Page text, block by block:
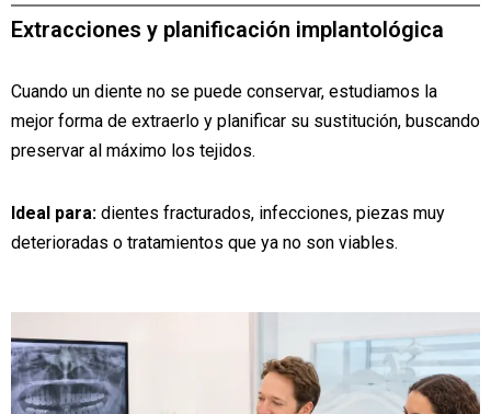
Extracciones y planificación implantológica
Cuando un diente no se puede conservar, estudiamos la
mejor forma de extraerlo y planificar su sustitución, buscando
preservar al máximo los tejidos.
Ideal para: dientes fracturados, infecciones, piezas muy
deterioradas o tratamientos que ya no son viables.